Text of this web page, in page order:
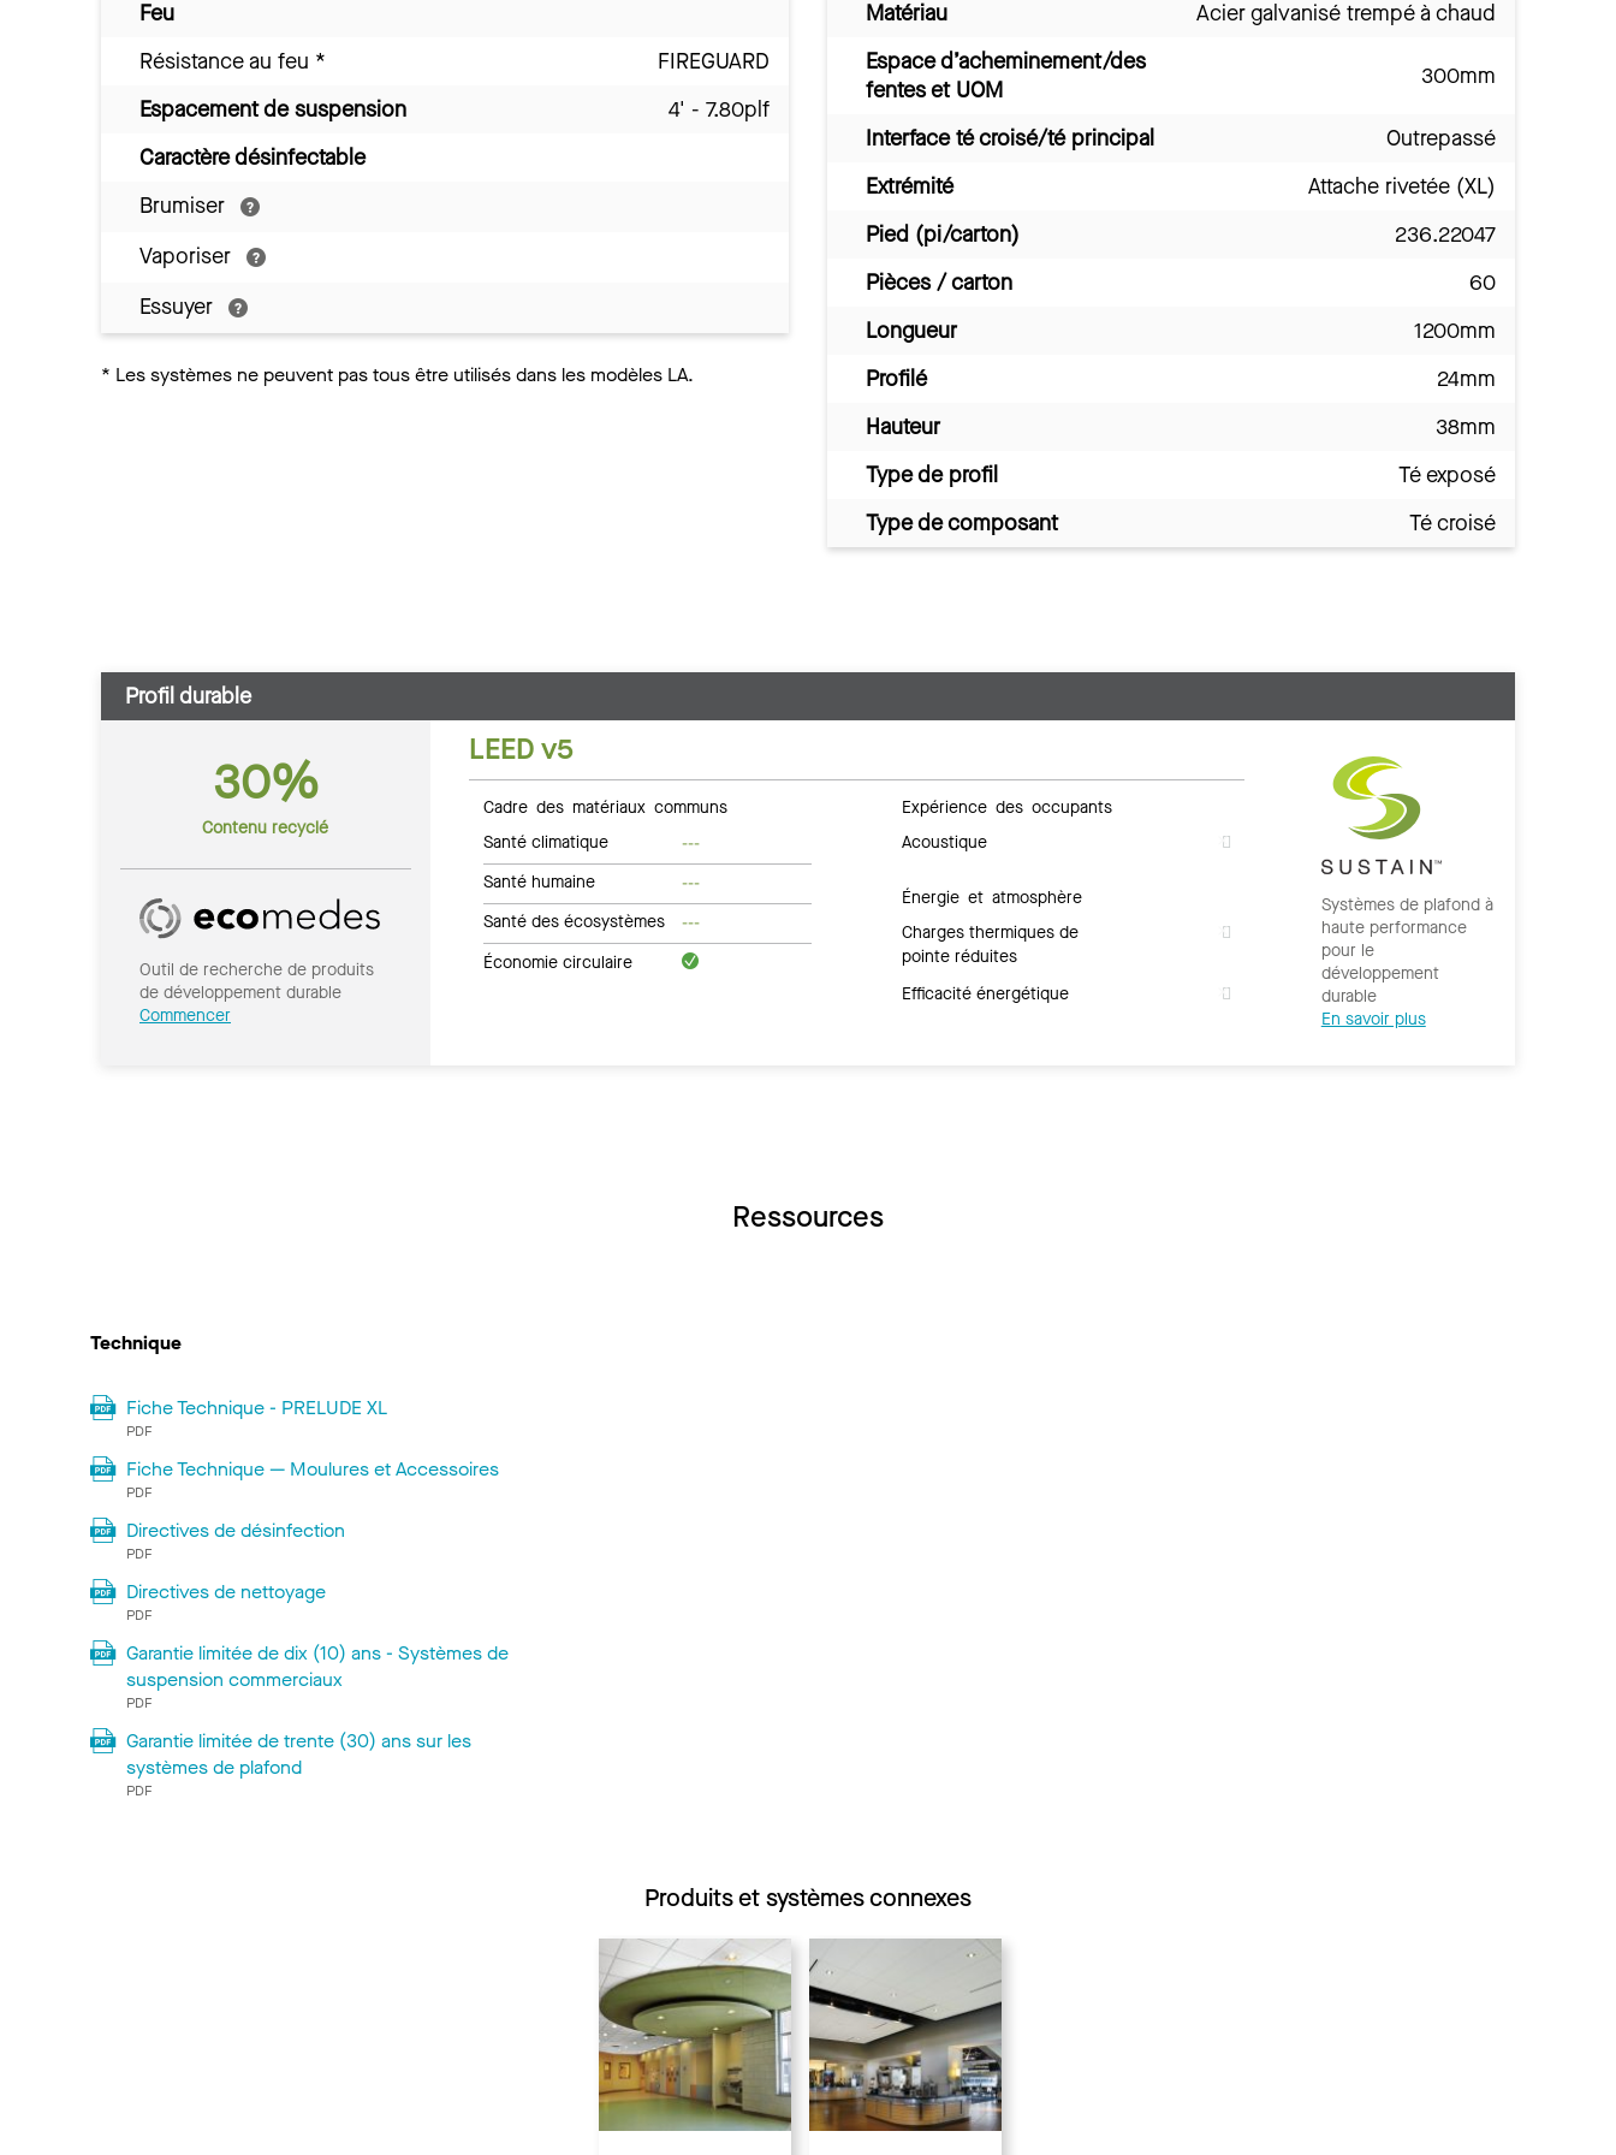
Feu
Résistance au feu *
FIREGUARD
Espacement de suspension
4' - 7.80plf
Caractère désinfectable
Brumiser
Vaporiser
Essuyer
* Les systèmes ne peuvent pas tous être utilisés dans les modèles LA.
Matériau
Acier galvanisé trempé à chaud
Espace d’acheminement/des
fentes et UOM
300mm
Interface té croisé/té principal
Outrepassé
Extrémité
Attache rivetée (XL)
Pied (pi/carton)
236.22047
Pièces / carton
60
Longueur
1200mm
Profilé
24mm
Hauteur
38mm
Type de profil
Té exposé
Type de composant
Té croisé
Profil durable
30%
Contenu recyclé
Outil de recherche de produits
de développement durable
Commencer
LEED v5
Cadre des matériaux communs
Santé climatique
---
Santé humaine
---
Santé des écosystèmes
---
Économie circulaire
Expérience des occupants
Acoustique
Énergie et atmosphère
Charges thermiques de
pointe réduites
Efficacité énergétique
Systèmes de plafond à
haute performance
pour le
développement
durable
En savoir plus
Ressources
Technique
Fiche Technique - PRELUDE XL
PDF
Fiche Technique — Moulures et Accessoires
PDF
Directives de désinfection
PDF
Directives de nettoyage
PDF
Garantie limitée de dix (10) ans - Systèmes de
suspension commerciaux
PDF
Garantie limitée de trente (30) ans sur les
systèmes de plafond
PDF
Produits et systèmes connexes